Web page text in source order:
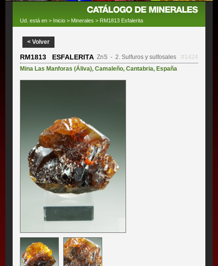
Ud. está en > Inicio > Minerales > RM1813 Esfalerita
< Volver
RM1813 ESFALERITA ZnS- 2. Sulfuros y sulfosales
#1424
Mina Las Manforas (Áliva),Camaleño,Cantabria,España